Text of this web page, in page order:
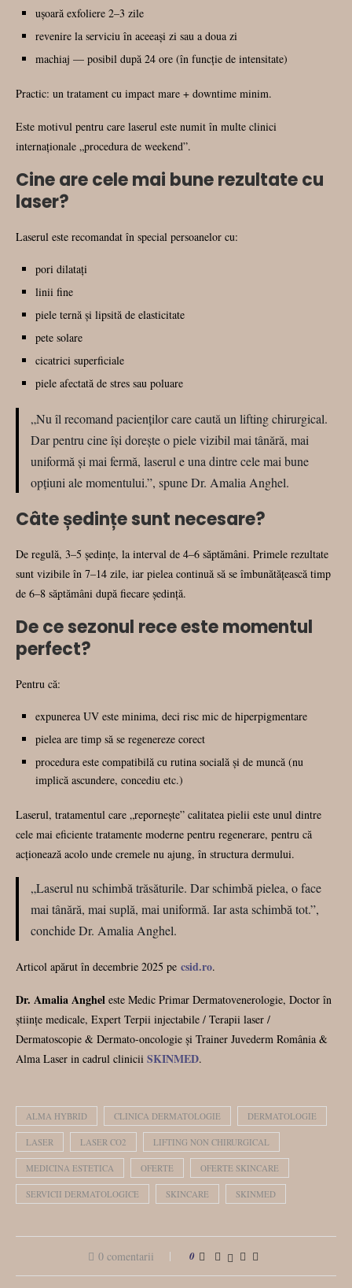
ușoară exfoliere 2–3 zile
revenire la serviciu în aceeași zi sau a doua zi
machiaj — posibil după 24 ore (în funcție de intensitate)
Practic: un tratament cu impact mare + downtime minim.
Este motivul pentru care laserul este numit în multe clinici
internaționale „procedura de weekend”.
Cine are cele mai bune rezultate cu
laser?
Laserul este recomandat în special persoanelor cu:
pori dilatați
linii fine
piele ternă și lipsită de elasticitate
pete solare
cicatrici superficiale
piele afectată de stres sau poluare
„Nu îl recomand pacienților care caută un lifting chirurgical.
Dar pentru cine își dorește o piele vizibil mai tânără, mai
uniformă și mai fermă, laserul e una dintre cele mai bune
opțiuni ale momentului.”, spune Dr. Amalia Anghel.
Câte ședințe sunt necesare?
De regulă, 3–5 ședințe, la interval de 4–6 săptămâni. Primele rezultate
sunt vizibile în 7–14 zile, iar pielea continuă să se îmbunătățească timp
de 6–8 săptămâni după fiecare ședință.
De ce sezonul rece este momentul
perfect?
Pentru că:
expunerea UV este minima, deci risc mic de hiperpigmentare
pielea are timp să se regenereze corect
procedura este compatibilă cu rutina socială și de muncă (nu
implică ascundere, concediu etc.)
Laserul, tratamentul care „repornește” calitatea pielii este unul dintre
cele mai eficiente tratamente moderne pentru regenerare, pentru că
acționează acolo unde cremele nu ajung, în structura dermului.
„Laserul nu schimbă trăsăturile. Dar schimbă pielea, o face
mai tânără, mai suplă, mai uniformă. Iar asta schimbă tot.”,
conchide Dr. Amalia Anghel.
Articol apărut în decembrie 2025 pe csid.ro.
Dr. Amalia Anghel este Medic Primar Dermatovenerologie, Doctor în
științe medicale, Expert Terpii injectabile / Terapii laser /
Dermatoscopie & Dermato-oncologie și Trainer Juvederm România &
Alma Laser in cadrul clinicii SKINMED.
ALMA HYBRID CLINICA DERMATOLOGIE DERMATOLOGIE
LASER LASER CO2 LIFTING NON CHIRURGICAL
MEDICINA ESTETICA OFERTE OFERTE SKINCARE
SERVICII DERMATOLOGICE SKINCARE SKINMED
0 comentarii 0